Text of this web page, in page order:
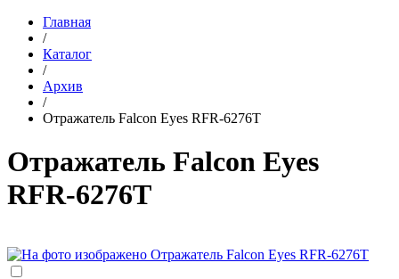
Главная
/
Каталог
/
Архив
/
Отражатель Falcon Eyes RFR-6276T
Отражатель Falcon Eyes
RFR-6276T